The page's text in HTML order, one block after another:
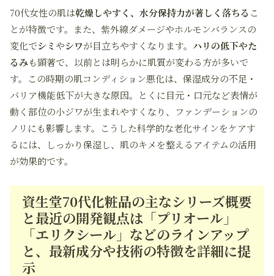
70代女性の肌は乾燥しやすく、水分保持力が著しく落ちる こ
とが特徴です。また、紫外線ダメージやホルモンバランスの
変化でシミ やシワが目立ちやすくなります。 ハリの低下やた
るみも顕著で、以前とは明らかに肌質が変わる方が多いで
す。この時期の肌コンディション悪化は、保湿成分の不足・
バリア機能低下が大きな原因。とくに目元・口元など表情が
動く部位の小ジワが生まれやすくなり、ファンデーションの
ノリにも影響します。こうした科学的な老化サインをケアす
るには、しっかり保湿し、肌のキメを整えるアイテムの活用
が効果的です。
資生堂70代化粧品の主なシリーズ概要
と最近の開発観点は「プリオール」
「エリクシール」などのラインアップ
と、最新成分や技術の特徴を詳細に提
示